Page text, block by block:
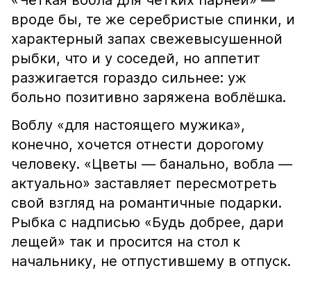
вроде бы, те же серебристые спинки, и
характерный запах свежевысушенной
рыбки, что и у соседей, но аппетит
разжигается гораздо сильнее: уж
больно позитивно заряжена воблёшка.
Воблу «для настоящего мужика»,
конечно, хочется отнести дорогому
человеку. «Цветы — банально, вобла —
актуально» заставляет пересмотреть
свой взгляд на романтичные подарки.
Рыбка с надписью «Будь добрее, дари
лещей» так и просится на стол к
начальнику, не отпустившему в отпуск.